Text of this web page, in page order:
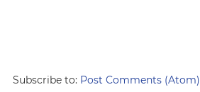
Subscribe to: Post Comments (Atom)